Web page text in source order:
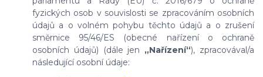
fyzických osob v souvislosti se zpracováním osobních
údajů a o volném pohybu těchto údajů a o zrušení
směrnice 95/46/ES (obecné nařízení o ochraně
osobních údajů) (dále jen „Nařízení“), zpracovával/a
následující osobní údaje: